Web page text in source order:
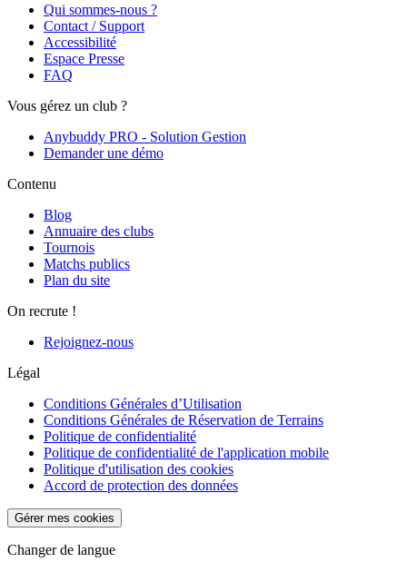
Qui sommes-nous ?
Contact / Support
Accessibilité
Espace Presse
FAQ
Vous gérez un club ?
Anybuddy PRO - Solution Gestion
Demander une démo
Contenu
Blog
Annuaire des clubs
Tournois
Matchs publics
Plan du site
On recrute !
Rejoignez-nous
Légal
Conditions Générales d’Utilisation
Conditions Générales de Réservation de Terrains
Politique de confidentialité
Politique de confidentialité de l'application mobile
Politique d'utilisation des cookies
Accord de protection des données
Gérer mes cookies
Changer de langue